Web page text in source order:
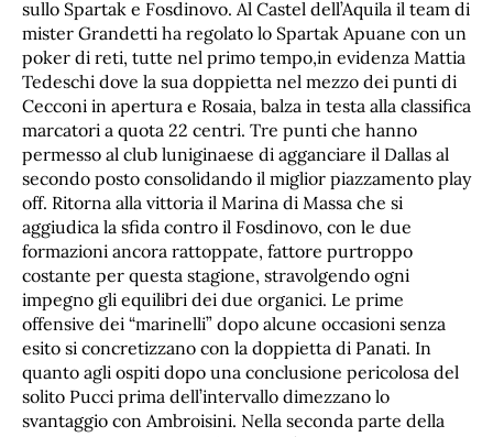
sullo Spartak e Fosdinovo. Al Castel dell’Aquila il team di
mister Grandetti ha regolato lo Spartak Apuane con un
poker di reti, tutte nel primo tempo,in evidenza Mattia
Tedeschi dove la sua doppietta nel mezzo dei punti di
Cecconi in apertura e Rosaia, balza in testa alla classifica
marcatori a quota 22 centri. Tre punti che hanno
permesso al club luniginaese di agganciare il Dallas al
secondo posto consolidando il miglior piazzamento play
off. Ritorna alla vittoria il Marina di Massa che si
aggiudica la sfida contro il Fosdinovo, con le due
formazioni ancora rattoppate, fattore purtroppo
costante per questa stagione, stravolgendo ogni
impegno gli equilibri dei due organici. Le prime
offensive dei “marinelli” dopo alcune occasioni senza
esito si concretizzano con la doppietta di Panati. In
quanto agli ospiti dopo una conclusione pericolosa del
solito Pucci prima dell’intervallo dimezzano lo
svantaggio con Ambroisini. Nella seconda parte della